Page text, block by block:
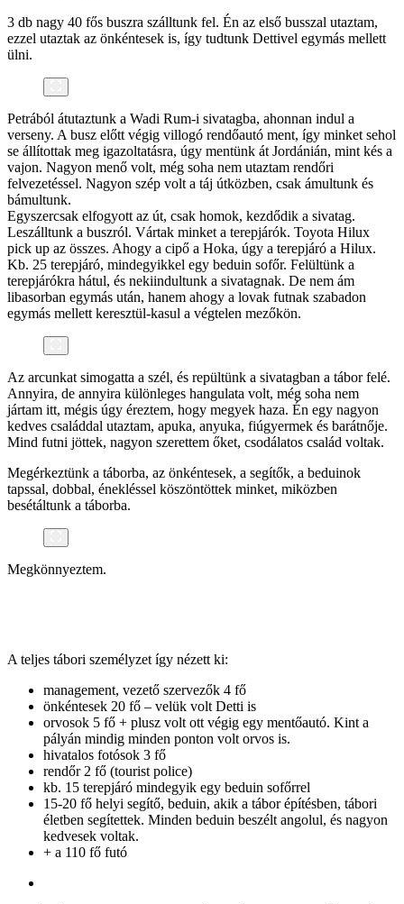
3 db nagy 40 fős buszra szálltunk fel. Én az első busszal utaztam,
ezzel utaztak az önkéntesek is, így tudtunk Dettivel egymás mellett
ülni.
Petrából átutaztunk a Wadi Rum-i sivatagba, ahonnan indul a
verseny. A busz előtt végig villogó rendőautó ment, így minket sehol
se állítottak meg igazoltatásra, úgy mentünk át Jordánián, mint kés a
vajon. Nagyon menő volt, még soha nem utaztam rendőri
felvezetéssel. Nagyon szép volt a táj útközben, csak ámultunk és
bámultunk.
Egyszercsak elfogyott az út, csak homok, kezdődik a sivatag.
Leszálltunk a buszról. Vártak minket a terepjárók. Toyota Hilux
pick up az összes. Ahogy a cipő a Hoka, úgy a terepjáró a Hilux.
Kb. 25 terepjáró, mindegyikkel egy beduin sofőr. Felültünk a
terepjárókra hátul, és nekiindultunk a sivatagnak. De nem ám
libasorban egymás után, hanem ahogy a lovak futnak szabadon
egymás mellett keresztül-kasul a végtelen mezőkön.
Az arcunkat simogatta a szél, és repültünk a sivatagban a tábor felé.
Annyira, de annyira különleges hangulata volt, még soha nem
jártam itt, mégis úgy éreztem, hogy megyek haza. Én egy nagyon
kedves családdal utaztam, apuka, anyuka, fiúgyermek és barátnője.
Mind futni jöttek, nagyon szerettem őket, csodálatos család voltak.
Megérkeztünk a táborba, az önkéntesek, a segítők, a beduinok
tapssal, dobbal, énekléssel köszöntöttek minket, miközben
besétáltunk a táborba.
Megkönnyeztem.
A teljes tábori személyzet így nézett ki:
management, vezető szervezők 4 fő
önkéntesek 20 fő – velük volt Detti is
orvosok 5 fő + plusz volt ott végig egy mentőautó. Kint a
pályán mindig minden ponton volt orvos is.
hivatalos fotósok 3 fő
rendőr 2 fő (tourist police)
kb. 15 terepjáró mindegyik egy beduin sofőrrel
15-20 fő helyi segítő, beduin, akik a tábor építésben, tábori
életben segítettek. Minden beduin beszélt angolul, és nagyon
kedvesek voltak.
+ a 110 fő futó